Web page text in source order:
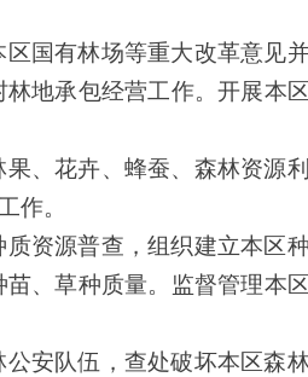
区国有林场等重大改革意见
地承包经营工作。开展本
、花卉、蜂蚕、森林资源
作。
资源普查，组织建立本区
、草种质量。监督管理本
安队伍，查处破坏本区森